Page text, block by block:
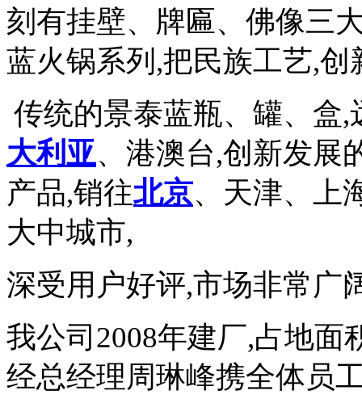
刻有挂壁、牌匾、佛像三
蓝火锅系列,把民族工艺,创
传统的景泰蓝瓶、罐、盒
大利亚、港澳台,创新发展
产品,销往北京、天津、上
大中城市,
深受用户好评,市场非常广
我公司2008年建厂,占地面
经总经理周琳峰携全体员